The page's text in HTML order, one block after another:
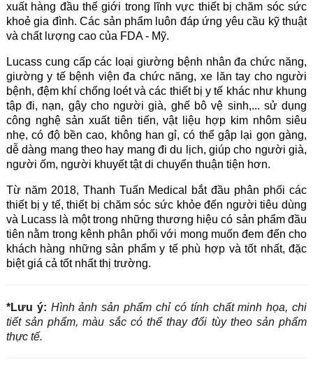
xuất hàng đầu thế giới trong lĩnh vực thiết bị chăm sóc sức
khoẻ gia đình. Các sản phẩm luôn đáp ứng yêu cầu kỹ thuật
và chất lượng cao của FDA - Mỹ.
Lucass cung cấp các loại giường bệnh nhân đa chức năng,
giường y tế bệnh viện đa chức năng, xe lăn tay cho người
bệnh, đệm khí chống loét và các thiết bị y tế khác như khung
tập đi, nạn, gậy cho người già, ghế bô vệ sinh,... sử dụng
công nghệ sản xuất tiên tiến, vật liệu hợp kim nhôm siêu
nhẹ, có độ bền cao, không han gỉ, có thể gập lại gọn gàng,
dễ dàng mang theo hay mang đi du lịch, giúp cho người già,
người ốm, người khuyết tật di chuyển thuận tiện hơn.
Từ năm 2018, Thanh Tuấn Medical bắt đầu phân phối các
thiết bị y tế, thiết bị chăm sóc sức khỏe đến người tiêu dùng
và Lucass là một trong những thương hiệu có sản phẩm đầu
tiên nằm trong kênh phân phối với mong muốn đem đến cho
khách hàng những sản phẩm y tế phù hợp và tốt nhất, đặc
biệt giá cả tốt nhất thị trường.
*Lưu ý: Hình ảnh sản phẩm chỉ có tính chất minh họa, chi
tiết sản phẩm, màu sắc có thể thay đổi tùy theo sản phẩm
thực tế.